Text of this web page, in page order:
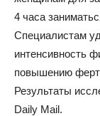
4 часа
Специалистам
интенсивность
повышению
Результаты
Daily Mail.